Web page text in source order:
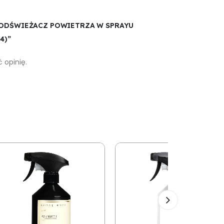
POWIETRZA W SPRAYU
opinię.